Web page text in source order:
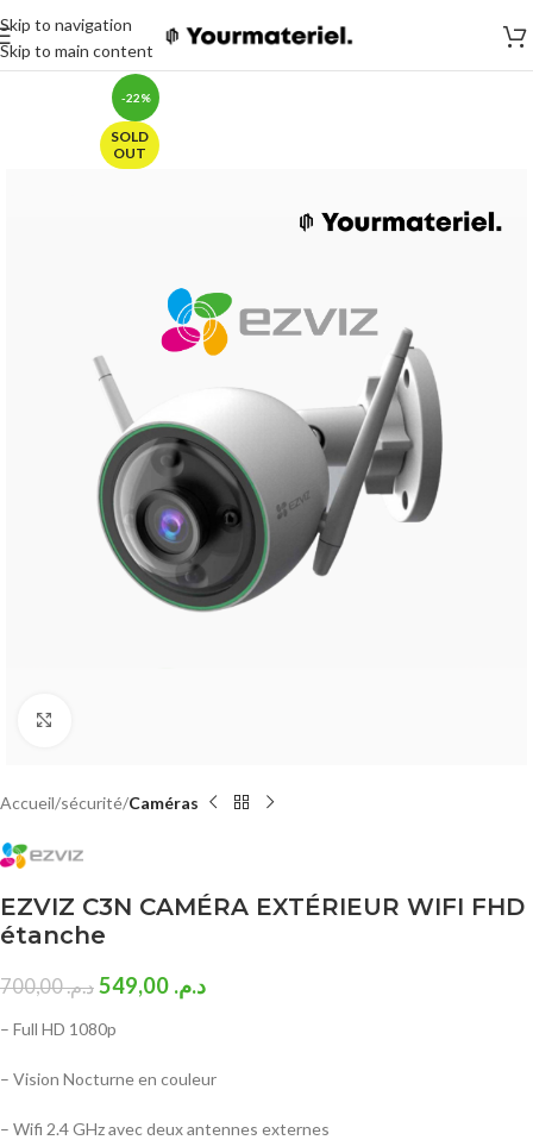
Skip to navigation
Skip to main content
-22%
SOLD
OUT
Accueil sécurité Caméras
EZVIZ C3N CAMÉRA EXTÉRIEUR WIFI FHD
étanche
د.م.700,00 د.م.
– Full HD 1080p
– Vision Nocturne en couleur
– Wifi 2.4 GHz avec deux antennes externes